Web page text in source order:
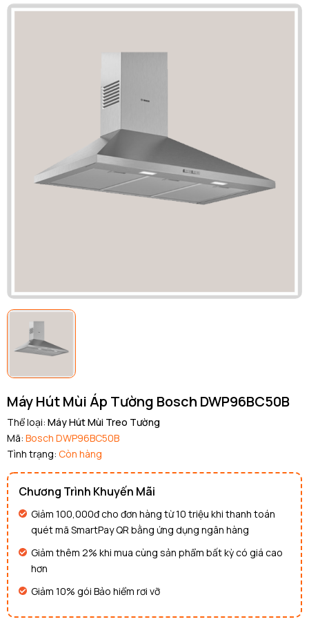
Máy Hút Mùi Áp Tường Bosch DWP96BC50B
Thể loại: Máy Hút Mùi Treo Tường
Mã: Bosch DWP96BC50B
Tình trạng: Còn hàng
Chương Trình Khuyến Mãi
Giảm 100,000đ cho đơn hàng từ 10 triệu khi thanh toán
quét mã SmartPay QR bằng ứng dụng ngân hàng
Giảm thêm 2% khi mua cùng sản phẩm bất kỳ có giá cao
hơn
Giảm 10% gói Bảo hiểm rơi vỡ
Copy mã và nhập mã ở trang